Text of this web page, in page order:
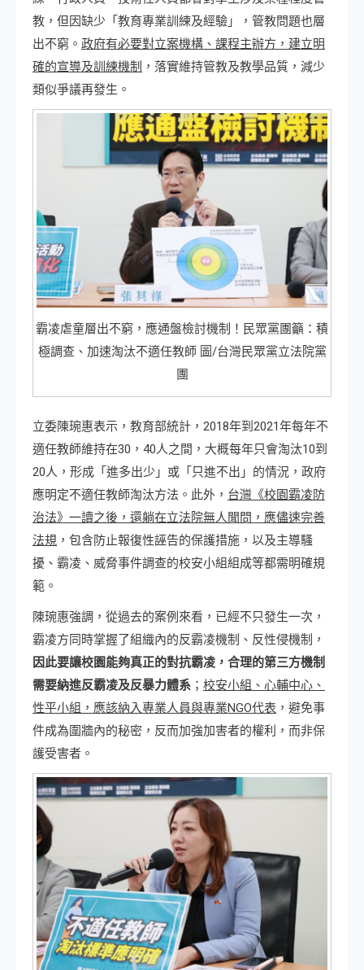
教，但因缺少「教育專業訓練及經驗」，管教問題也層
出不窮。 政府有必要對立案機構、課程主辦方，建立明
確的宣導及訓練機制 ，落實維持管教及教學品質，減少
類似爭議再發生。
霸凌虐童層出不窮，應通盤檢討機制！民眾黨團籲：積
極調查、加速淘汰不適任教師 圖/台灣民眾黨立法院黨
團
立委陳琬惠表示，教育部統計，2018年到2021年每年不
適任教師維持在30，40人之間，大概每年只會淘汰10到
20人，形成「進多出少」或「只進不出」的情況，政府
應明定不適任教師淘汰方法。此外， 台灣《校園霸凌防
治法》一讀之後，還躺在立法院無人聞問，應儘速完善
法規 ，包含防止報復性誣告的保護措施，以及主導騷
擾、霸凌、威脅事件調查的校安小組組成等都需明確規
範。
陳琬惠強調，從過去的案例來看，已經不只發生一次，
霸凌方同時掌握了組織內的反霸凌機制、反性侵機制，
因此要讓校園能夠真正的對抗霸凌，合理的第三方機制
需要納進反霸凌及反暴力體系 ； 校安小組、心輔中心、
性平小組，應該納入專業人員與專業NGO代表 ，避免事
件成為圍牆內的秘密，反而加強加害者的權利，而非保
護受害者。